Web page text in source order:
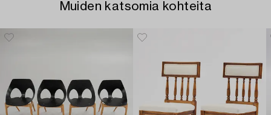
Muiden katsomia kohteita